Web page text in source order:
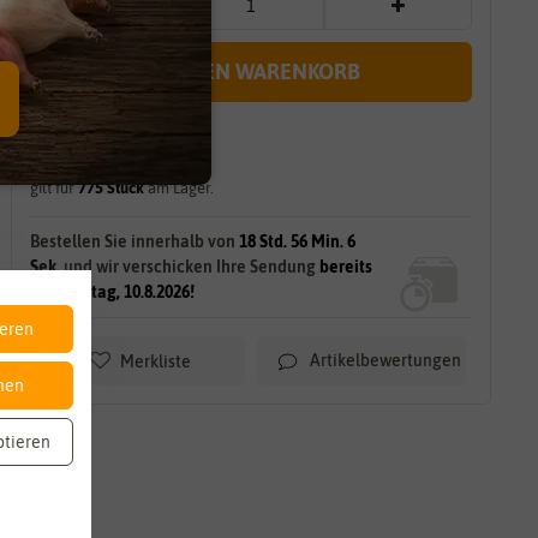
IN DEN WARENKORB
sofort lieferbar
gilt für775Stückam Lager.
Bestellen Sie innerhalb von 18 Std. 56 Min. 4
Sek.und wir verschicken Ihre Sendung bereits
am Montag, 10.8.2026!
Merkliste Artikelbewertungen